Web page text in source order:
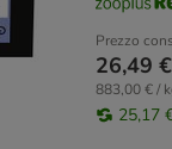
Prezzo
26,49 €
883,00 € /
25,17